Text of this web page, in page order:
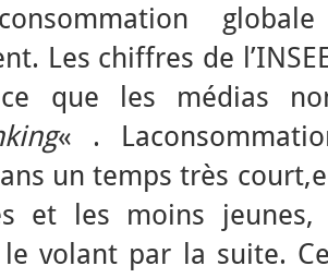
Les chiffres de
que les médias
« .
un temps très
et les moins jeunes,
volant par la suite.